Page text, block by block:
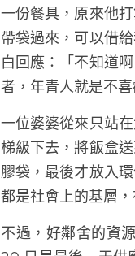
編定的數目分發飯
「不是啊！」一年
不帶孩子回家才吃
一份餐具，原來他
白回應：「不知道
者，年青人就是不喜
一位婆婆從來只站
膠袋，最後才放入